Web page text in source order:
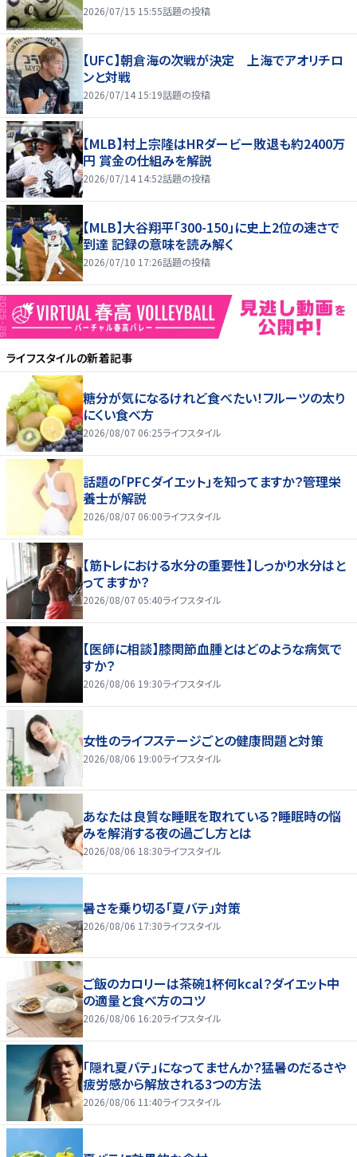
2026/07/15 15:55話題の投稿
【UFC】朝倉海の次戦が決定 上海でアオリチロ
ンと対戦
2026/07/14 15:19話題の投稿
【MLB】村上宗隆はHRダービー敗退も約2400万
円 賞金の仕組みを解説
2026/07/14 14:52話題の投稿
【MLB】大谷翔平「300-150」に史上2位の速さで
到達 記録の意味を読み解く
2026/07/10 17:26話題の投稿
ライフスタイルの新着記事
糖分が気になるけれど食べたい！フルーツの太り
にくい食べ方
2026/08/07 06:25ライフスタイル
話題の「PFCダイエット」を知ってますか？管理栄
養士が解説
2026/08/07 06:00ライフスタイル
【筋トレにおける水分の重要性】しっかり水分はと
ってますか？
2026/08/07 05:40ライフスタイル
【医師に相談】膝関節血腫とはどのような病気で
すか？
2026/08/06 19:30ライフスタイル
女性のライフステージごとの健康問題と対策
2026/08/06 19:00ライフスタイル
あなたは良質な睡眠を取れている？睡眠時の悩
みを解消する夜の過ごし方とは
2026/08/06 18:30ライフスタイル
暑さを乗り切る「夏バテ」対策
2026/08/06 17:30ライフスタイル
ご飯のカロリーは茶碗1杯何kcal？ダイエット中
の適量と食べ方のコツ
2026/08/06 16:20ライフスタイル
「隠れ夏バテ」になってませんか？猛暑のだるさや
疲労感から解放される3つの方法
2026/08/06 11:40ライフスタイル